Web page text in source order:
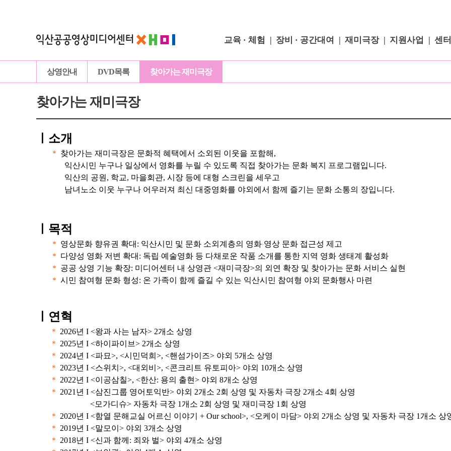
교육 · 체험 장비 · 공간대여 재미극장 지원사업 센
상영안내 DVD목록 찾아가는 재미극장
찾아가는 재미극장
소개
＊ 찾아가는 재미극장은 문화적 혜택에서 소외된 이웃을 포함해,
익산시민 누구나 일상에서 영화를 누릴 수 있도록 직접 찾아가는 문화 복지 프로그램입니다.
익산의 공원, 학교, 마을회관, 시장 등에 대형 스크린을 세우고
남녀노소 이웃 누구나 어우러져 최신 대중영화를 야외에서 함께 즐기는 문화 소통의 장입니다.
목적
＊ 영상문화 향유권 확대: 익산시민 및 문화 소외계층의 영화·영상 문화 접근성 제고
＊ 다양성 영화 저변 확대: 독립 ·예술영화 등 다채로운 작품 소개를 통한 지역 영화 생태계 활성화
＊ 공공 상영 기능 확장: 미디어센터 내 상영관 <재미극장>의 외연 확장 및 찾아가는 문화 서비스 실현
＊ 시민 참여형 문화 형성: 온 가족이 함께 즐길 수 있는 익산시민 참여형 야외 문화행사 마련
ㅣ연혁
＊ 2026년 I <왕과 사는 남자> 2개소 상영
＊ 2025년 I <하이파이브> 2개소 상영
＊ 2024년 I <파묘>, <시민덕희>, <핸섬가이즈> 야외 5개소 상영
＊ 2023년 I <스위치>, <대외비>, <콘크리트 유토피아> 야외 10개소 상영
＊ 2022년 I <이공삼칠>, <한산: 용의 출현> 야외 8개소 상영
＊ 2021년 I <삼진그룹 영어토익반> 야외 2개소 2회 상영 및 자동차 극장 2개소 4회 상영
<모가디슈> 자동차 극장 1개소 2회 상영 및 재미극장 1회 상영
＊ 2020년 I <함열 문해교실 어르신 이야기 + Our school>, <오케이 마담> 야외 2개소 상영 및 자동차 극장 1개소 상
＊ 2019년 I <말모이> 야외 3개소 상영
＊ 2018년 I <신과 함께: 죄와 벌> 야외 4개소 상영